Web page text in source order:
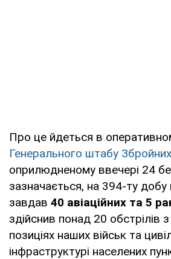
Про це йдеться в
Генерального штабу
оприлюдненому ввечері 24
зазначається, на 394-ту добу
завдав 40 авіаційних та 5
здійснив понад 20 обстрілів
позиціях наших військ та
інфраструктурі населених